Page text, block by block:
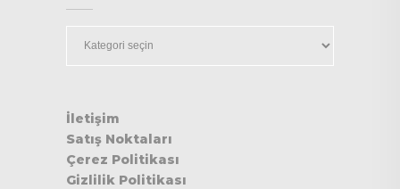
İletişim
Satış Noktaları
Çerez Politikası
Gizlilik Politikası